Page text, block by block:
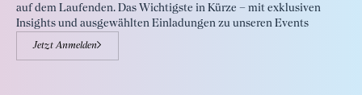
auf dem Laufenden. Das Wichtigste in Kürze – mit exklusiven
Insights und ausgewählten Einladungen zu unseren Events
Jetzt Anmelden